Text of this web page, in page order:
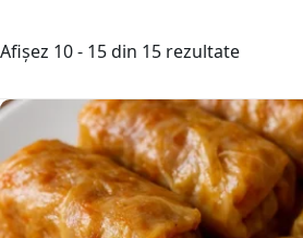
Afișez 10 - 15 din 15 rezultateSortat
cele
mai
recente